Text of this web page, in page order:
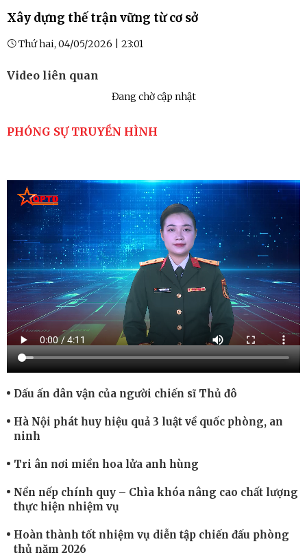
Xây dựng thế trận vững từ cơ sở
Thứ hai, 04/05/2026 | 23:01
Video liên quan
Đang chờ cập nhật
PHÓNG SỰ TRUYỀN HÌNH
Dấu ấn dân vận của người chiến sĩ Thủ đô
Hà Nội phát huy hiệu quả 3 luật về quốc phòng, an
ninh
Tri ân nơi miền hoa lửa anh hùng
Nền nếp chính quy – Chìa khóa nâng cao chất lượng
thực hiện nhiệm vụ
Hoàn thành tốt nhiệm vụ diễn tập chiến đấu phòng
thủ năm 2026